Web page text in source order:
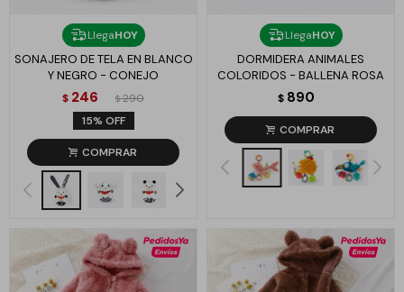
LlegaHOY
SONAJERO DE TELA EN BLANCO
Y NEGRO - CONEJO
$ 246 $ 290
15
LlegaHOY
DORMIDERA ANIMALES
COLORIDOS - BALLENA ROSA
$ 890